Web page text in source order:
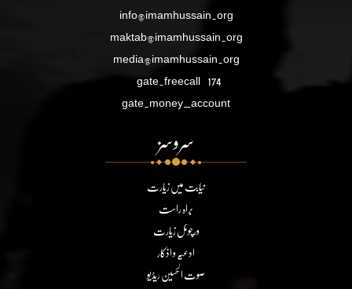
info@imamhussain.org
maktab@imamhussain.org
media@imamhussain.org
gate.freecall 174
gate.money_account
سروسز
نیابت میں زیارت
براہ راست
ورچوئل زیارت
ادعیہ و اذکار
صوت الحسین ریڈیو